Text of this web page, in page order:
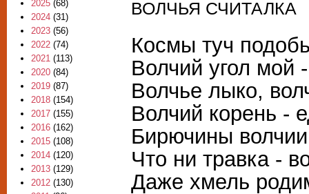
ВОЛЧЬЯ СЧИТАЛКА
Космы туч
Волчий угол мой
Волчье лыко,
Волчий корень -
Бирючины
Что ни травка -
Даже хмель
2025 (68)
2024 (31)
2023 (56)
2022 (74)
2021 (113)
2020 (84)
2019 (87)
2018 (154)
2017 (155)
2016 (162)
2015 (108)
2014 (120)
2013 (129)
2012 (130)